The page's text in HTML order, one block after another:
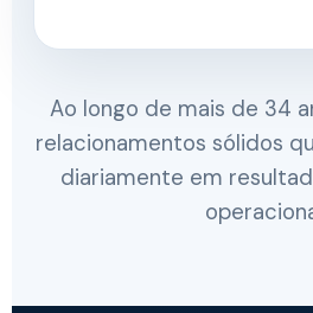
Ao longo de mais de 34
relacionamentos sólidos
diariamente em